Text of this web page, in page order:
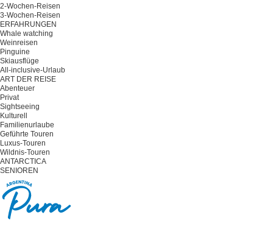
2-Wochen-Reisen
3-Wochen-Reisen
ERFAHRUNGEN
Whale watching
Weinreisen
Pinguine
Skiausflüge
All-inclusive-Urlaub
ART DER REISE
Abenteuer
Privat
Sightseeing
Kulturell
Familienurlaube
Geführte Touren
Luxus-Touren
Wildnis-Touren
ANTARCTICA
SENIOREN